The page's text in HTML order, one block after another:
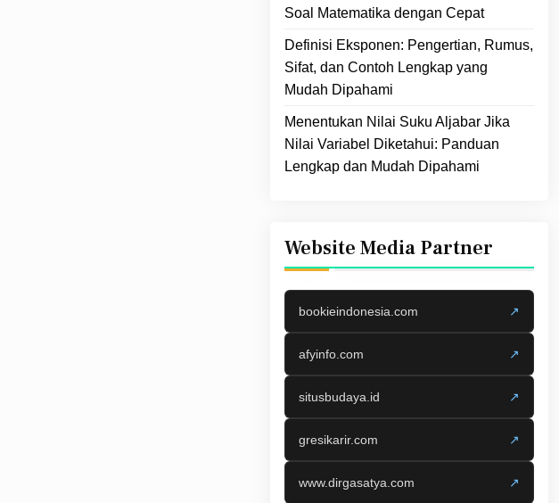
Soal Matematika dengan Cepat
Definisi Eksponen: Pengertian, Rumus,
Sifat, dan Contoh Lengkap yang
Mudah Dipahami
Menentukan Nilai Suku Aljabar Jika
Nilai Variabel Diketahui: Panduan
Lengkap dan Mudah Dipahami
Website Media Partner
bookieindonesia.com ↗
afyinfo.com ↗
situsbudaya.id ↗
gresikarir.com ↗
www.dirgasatya.com ↗